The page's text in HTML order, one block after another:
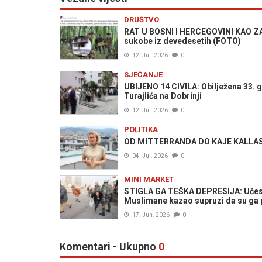
DRUŠTVO
RAT U BOSNI I HERCEGOVINI
sukobe iz devedesetih (FOTO)
12. Jul. 2026 0
SJEĆANJE
UBIJENO 14 CIVILA: Obilježena
Turajlića na Dobrinji
12. Jul. 2026 0
POLITIKA
OD MITTERRANDA DO KAJE
04. Jul. 2026 0
MINI MARKET
STIGLA GA TEŠKA DEPRESIJA:
Muslimane kazao supruzi da su
17. Jun. 2026 0
Komentari - Ukupno 0